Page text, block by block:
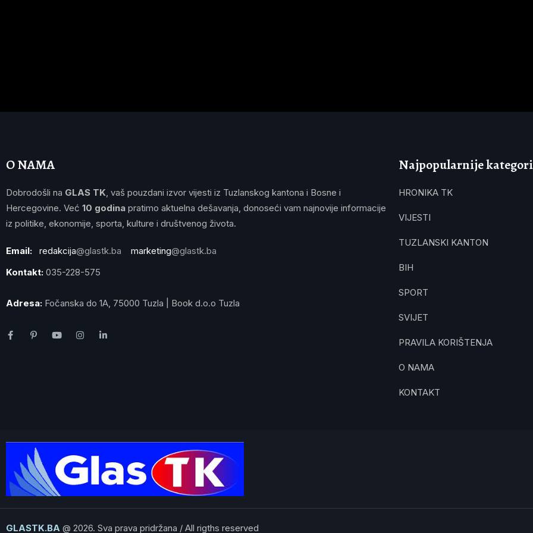
O NAMA
Dobrodošli na GLAS TK, vaš pouzdani izvor vijesti iz Tuzlanskog kantona i Bosne i
Hercegovine. Već 10 godina pratimo aktuelna dešavanja, donoseći vam najnovije informacije
iz politike, ekonomije, sporta, kulture i društvenog života.
Email: redakcija@glastk.ba marketing@glastk.ba
Kontakt: 035-228-575
Adresa: Fočanska do 1A, 75000 Tuzla | Book d.o.o Tuzla
Najpopularnije
HRONIKA TK
VIJESTI
TUZLANSKI KANTON
BIH
SPORT
SVIJET
PRAVILA KORIŠTENJA
O NAMA
KONTAKT
GLASTK.BA @ 2026. Sva prava pridržana / All rigths reserved